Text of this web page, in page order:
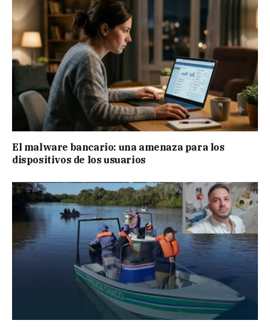
El malware bancario: una amenaza para los
dispositivos de los usuarios